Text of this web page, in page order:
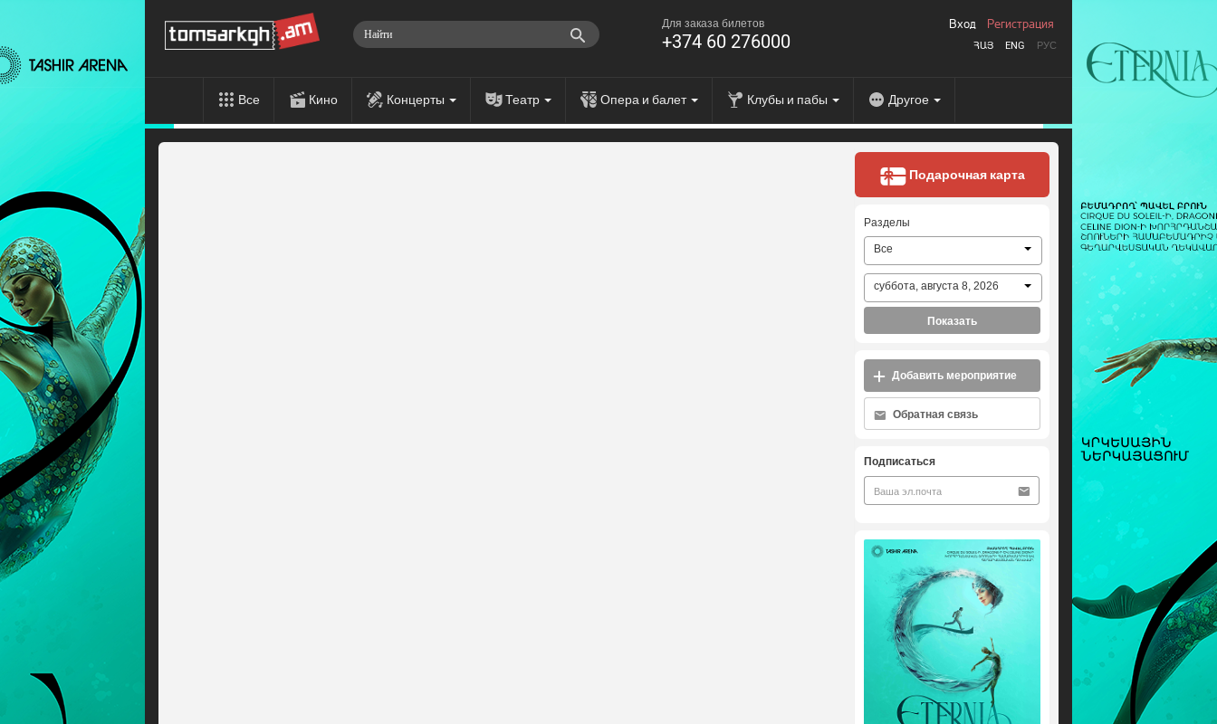
Для заказа билетов
+374 60 276000 ՀԱՅ ENG РУС
Вход Регистрация
Все Кино Концерты Театр Опера и балет Клубы и пабы Другое
Подарочная карта
Разделы
Все
суббота, августа 8, 2026
Показать
Добавить мероприятие
Обратная связь
Подписаться